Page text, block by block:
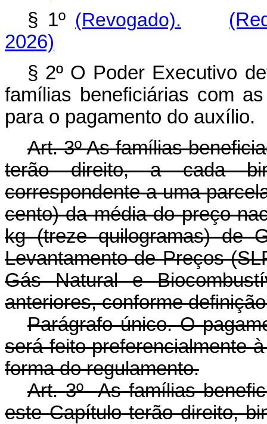
§ 1º (Revogado).
2026)
§ 2º O Poder Executivo
famílias beneficiárias com
para o pagamento do auxílio.
Art. 3º As famílias
terão direito, a cada
correspondente a uma
cento) da média do preço
kg (treze quilogramas) de
Levantamento de Preços
Gás Natural e
anteriores, conforme
Parágrafo único. O
será feito preferencialmente
forma do regulamento.
Art. 3º As famílias
este Capítulo terão direito,